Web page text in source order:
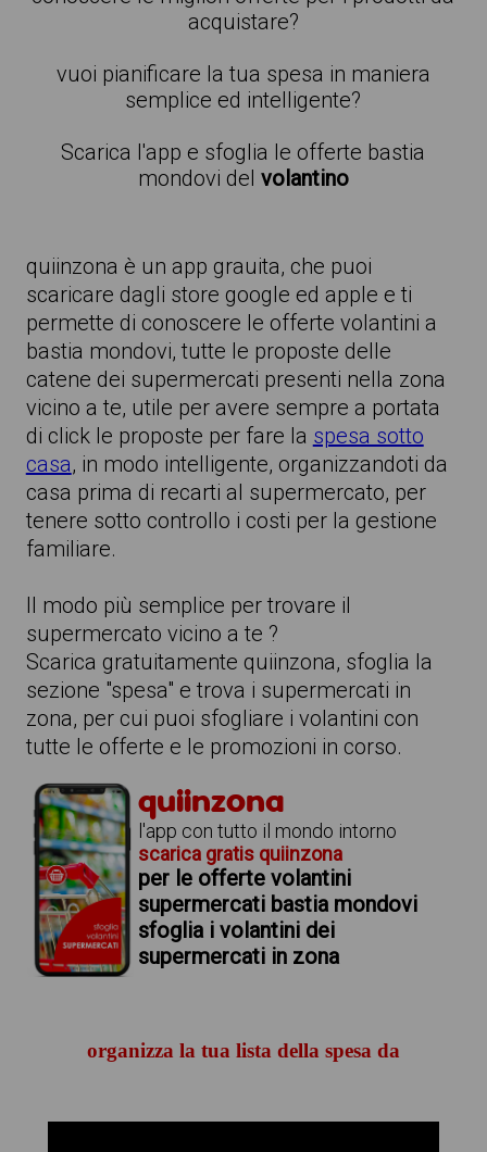
acquistare?
vuoi pianificare la tua spesa in maniera
semplice ed intelligente?
Scarica l'app e sfoglia le offerte bastia
mondovi del volantino
quiinzona è un app grauita, che puoi
scaricare dagli store google ed apple e ti
permette di conoscere le offerte volantini a
bastia mondovi, tutte le proposte delle
catene dei supermercati presenti nella zona
vicino a te, utile per avere sempre a portata
di click le proposte per fare la spesa sotto
casa, in modo intelligente, organizzandoti da
casa prima di recarti al supermercato, per
tenere sotto controllo i costi per la gestione
familiare.
Il modo più semplice per trovare il
supermercato vicino a te ?
Scarica gratuitamente quiinzona, sfoglia la
sezione "spesa" e trova i supermercati in
zona, per cui puoi sfogliare i volantini con
tutte le offerte e le promozioni in corso.
quiinzona
l'app con tutto il mondo intorno
scarica gratis quiinzona
per le offerte volantini
supermercati bastia mondovi
sfoglia i volantini dei
supermercati in zona
organizza la tua lista della spesa da